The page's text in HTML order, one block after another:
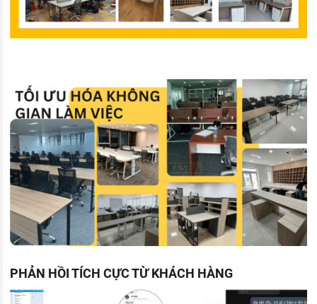
PHẢN HỒI TÍCH CỰC TỪ KHÁCH HÀNG